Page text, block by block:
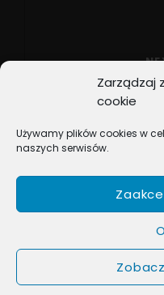
Zarządzaj
cookie
Używamy plików cookies w
naszych serwisów.
COPYRIGHT © 2026